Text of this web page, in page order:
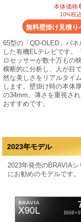
本体価格
10%税
無料壁掛け見積り
65型の「QD-OLED」パネ
した有機ELテレビです。
ロセッサーが数十万もの
横断的に分析し、人が目
然な美しさをリアルタイ
します。壁掛け時の本体
の34mm。薄さを重視さ
おすすめです。
2023年モデル
2023年発売のBRAVIA
にお勧めのモデルです。